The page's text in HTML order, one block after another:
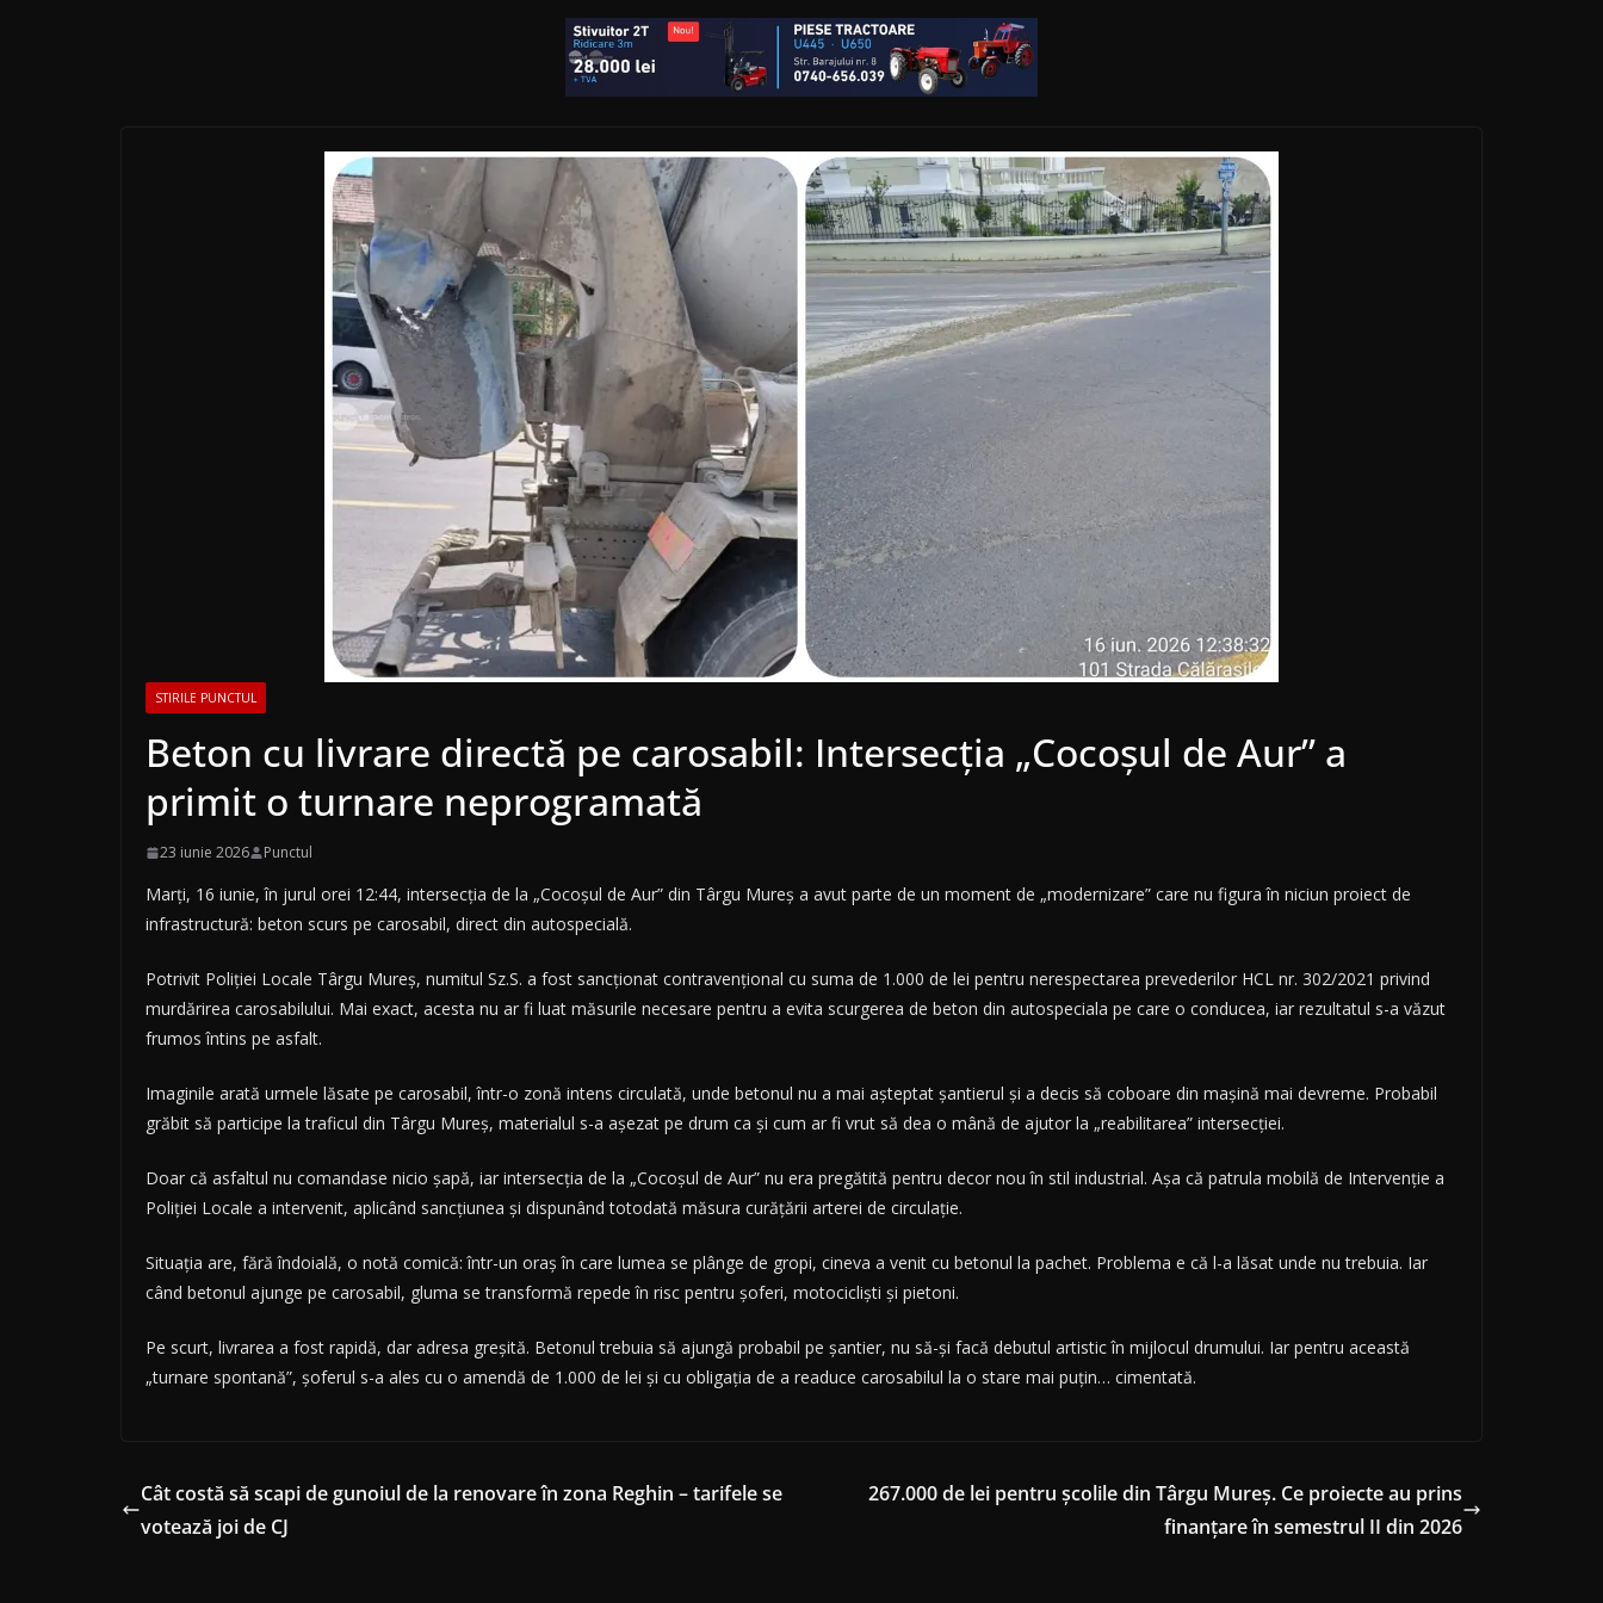
STIRILE PUNCTUL
Beton cu livrare directă pe carosabil: Intersecția „Cocoșul de Aur” a
primit o turnare neprogramată
23 iunie 2026 Punctul
Marți, 16 iunie, în jurul orei 12:44, intersecția de la „Cocoșul de Aur” din Târgu Mureș a avut parte de un moment de „modernizare” care nu figura în niciun proiect de
infrastructură: beton scurs pe carosabil, direct din autospecială.
Potrivit Poliției Locale Târgu Mureș, numitul Sz.S. a fost sancționat contravențional cu suma de 1.000 de lei pentru nerespectarea prevederilor HCL nr. 302/2021 privind
murdărirea carosabilului. Mai exact, acesta nu ar fi luat măsurile necesare pentru a evita scurgerea de beton din autospeciala pe care o conducea, iar rezultatul s-a văzut
frumos întins pe asfalt.
Imaginile arată urmele lăsate pe carosabil, într-o zonă intens circulată, unde betonul nu a mai așteptat șantierul și a decis să coboare din mașină mai devreme. Probabil
grăbit să participe la traficul din Târgu Mureș, materialul s-a așezat pe drum ca și cum ar fi vrut să dea o mână de ajutor la „reabilitarea” intersecției.
Doar că asfaltul nu comandase nicio șapă, iar intersecția de la „Cocoșul de Aur” nu era pregătită pentru decor nou în stil industrial. Așa că patrula mobilă de Intervenție a
Poliției Locale a intervenit, aplicând sancțiunea și dispunând totodată măsura curățării arterei de circulație.
Situația are, fără îndoială, o notă comică: într-un oraș în care lumea se plânge de gropi, cineva a venit cu betonul la pachet. Problema e că l-a lăsat unde nu trebuia. Iar
când betonul ajunge pe carosabil, gluma se transformă repede în risc pentru șoferi, motocicliști și pietoni.
Pe scurt, livrarea a fost rapidă, dar adresa greșită. Betonul trebuia să ajungă probabil pe șantier, nu să-și facă debutul artistic în mijlocul drumului. Iar pentru această
„turnare spontană”, șoferul s-a ales cu o amendă de 1.000 de lei și cu obligația de a readuce carosabilul la o stare mai puțin… cimentată.
Cât costă să scapi de gunoiul de la renovare în zona Reghin – tarifele se
votează joi de CJ
267.000 de lei pentru școlile din Târgu Mureș. Ce proiecte au prins
finanțare în semestrul II din 2026